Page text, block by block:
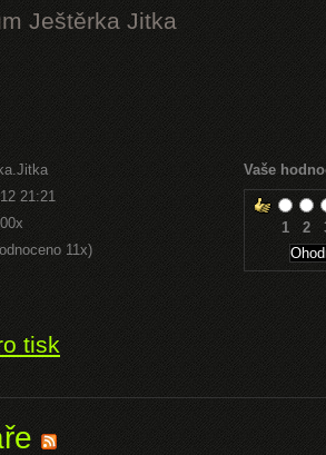
Ještěrka Jitka
21:21
11x)
Vaše
1 2
tisk